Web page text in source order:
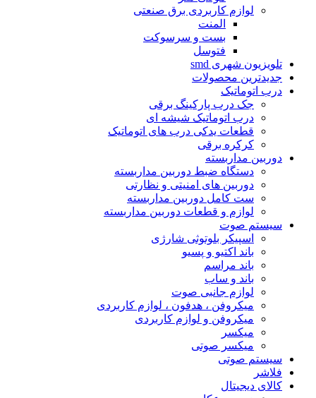
لوازم کاربردى برق صنعتى
المنت
بست و سرسوکت
فتوسل
تلویزیون شهرى smd
جدیدترین محصولات
درب اتوماتیک
جک درب پارکینگ برقی
درب اتوماتیک شیشه ای
قطعات یدکی درب های اتوماتیک
کرکره برقی
دوربین مداربسته
دستگاه ضبط دوربین مداربسته
دوربین های امنیتی و نظارتی
ست کامل دوربین مداربسته
لوازم و قطعات دوربین مداربسته
سیستم صوت
اسپیکر بلوتوثى شارژى
باند اکتیو و پسیو
باند مراسم
باند و ساب
لوازم جانبی صوت
میکروفن ، هدفون ، لوازم کاربردى
میکروفن و لوازم کاربردى
میکسر
میکسر صوتی
سیستم صوتی
فلاشر
کالای دیجیتال